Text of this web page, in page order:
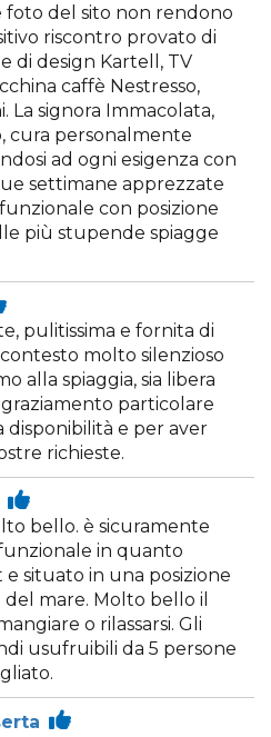
foto del sito non rendono
riscontro provato di
di design Kartell, TV
caffè Nestresso,
La signora Immacolata,
cura personalmente
ad ogni esigenza con
settimane apprezzate
con posizione
più stupende spiagge
pulitissima e fornita di
molto silenzioso
alla spiaggia, sia libera
particolare
e per aver
richieste.
bello. è sicuramente
in quanto
situato in una posizione
mare. Molto bello il
o rilassarsi. Gli
usufruibili da 5 persone